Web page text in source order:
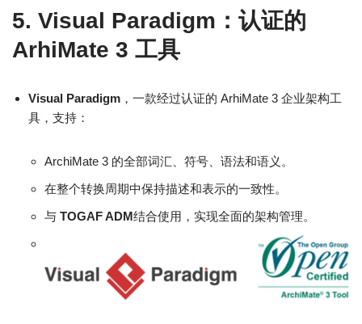
5. Visual Paradigm：认证的
ArhiMate 3 工具
Visual Paradigm ，一款经过认证的 ArhiMate 3 企业架构工
具，支持：
ArchiMate 3 的全部词汇、符号、语法和语义。
在整个转换周期中保持描述和表示的一致性。
与 TOGAF ADM结合使用，实现全面的架构管理。